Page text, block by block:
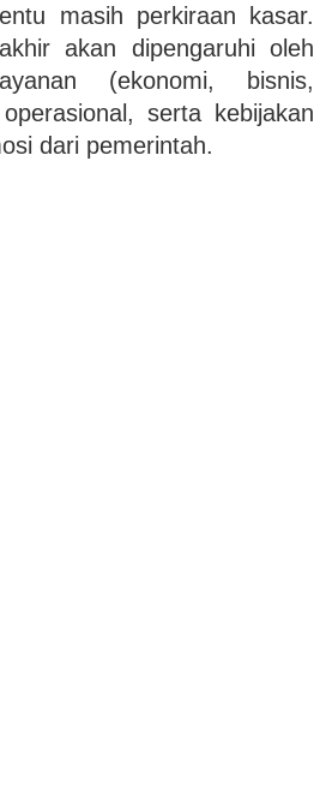
masih perkiraan kasar.
akan dipengaruhi oleh
(ekonomi, bisnis,
serta kebijakan
dari pemerintah.